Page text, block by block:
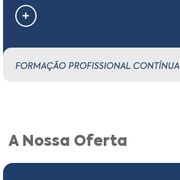
FORMAÇÃO PROFISSIONAL CONTÍNUA
A Nossa Oferta